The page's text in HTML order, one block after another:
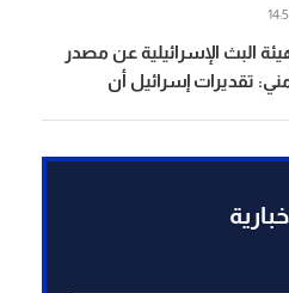
البث الإسرائيلية عن مصدر
تقديرات إسرائيل أن